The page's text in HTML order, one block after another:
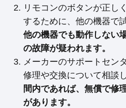
リモコンのボタンが正し
するために、他の機器で
他の機器でも動作しない
の故障が疑われます。
メーカーのサポートセン
修理や交換について相談
間内であれば、無償で修
があります。